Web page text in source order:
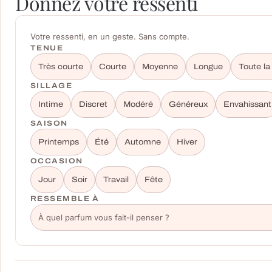
Votre ressenti, en un geste. Sans compte.
TENUE
Très courte Courte Moyenne Longue Toute
SILLAGE
Intime Discret Modéré Généreux Envahissant
SAISON
Printemps Été Automne Hiver
OCCASION
Jour Soir Travail Fête
RESSEMBLE À